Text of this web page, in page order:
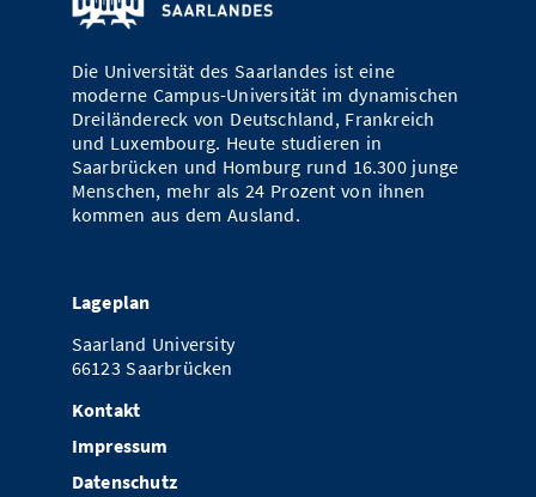
Die Universität des Saarlandes ist eine
moderne Campus-Universität im dynamischen
Dreiländereck von Deutschland, Frankreich
und Luxembourg. Heute studieren in
Saarbrücken und Homburg rund 16.300 junge
Menschen, mehr als 24 Prozent von ihnen
kommen aus dem Ausland.
Lageplan
Saarland University
66123 Saarbrücken
Kontakt
Impressum
Datenschutz